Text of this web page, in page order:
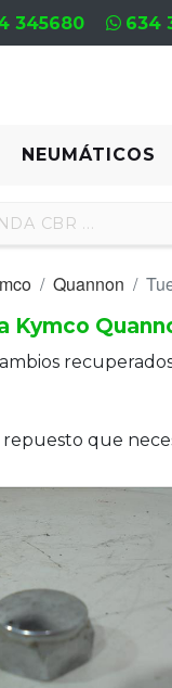
345680 634
NEUMÁTICOS
Quannon
Kymco
que